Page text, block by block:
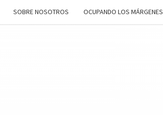
SOBRE NOSOTROS OCUPANDO LOS MÁRGENES